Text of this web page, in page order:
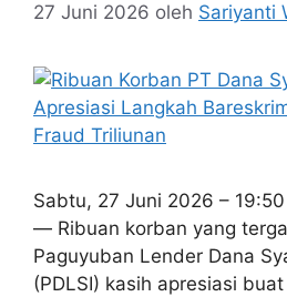
27 Juni 2026 oleh Sariyanti
Sabtu, 27 Juni 2026 –
— Ribuan korban yang
Paguyuban Lender Dana
(PDLSI) kasih apresiasi